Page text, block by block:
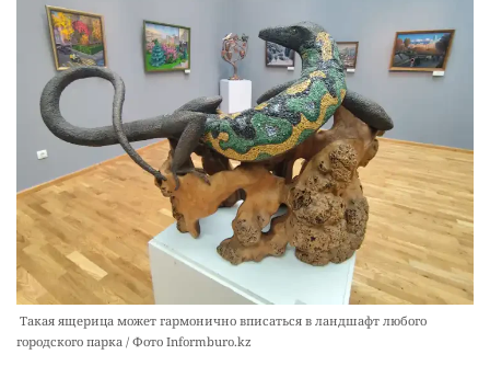
Такая ящерица может гармонично вписаться в ландшафт любого
городского парка / Фото Informburo.kz